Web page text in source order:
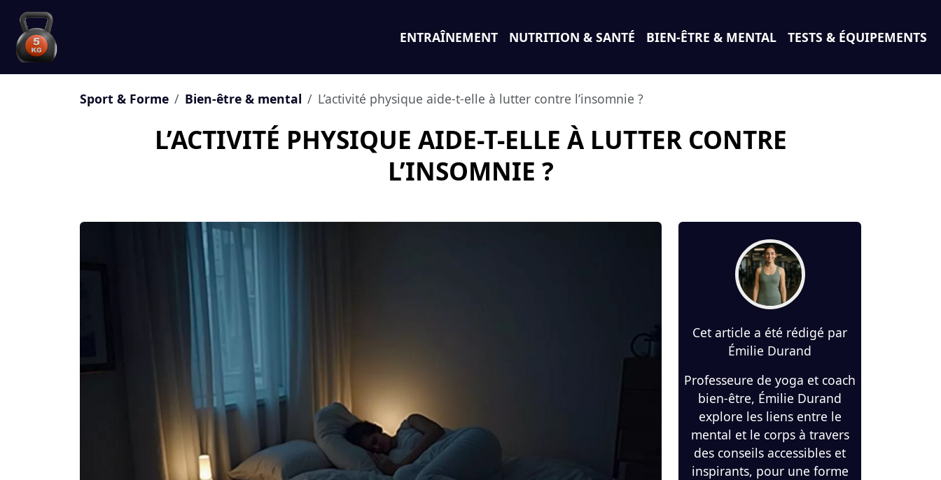
ENTRAÎNEMENT NUTRITION & SANTÉ BIEN-ÊTRE & MENTAL TESTS & ÉQUIPEMENTS
Sport & Forme Bien-être & mental L’activité physique aide-t-elle à lutter contre l’insomnie ?
L’ACTIVITÉ PHYSIQUE AIDE-T-ELLE À LUTTER CONTRE
L’INSOMNIE ?
Cet article a été rédigé par
Émilie Durand
Professeure de yoga et coach
bien-être, Émilie Durand
explore les liens entre le
mental et le corps à travers
des conseils accessibles et
inspirants, pour une forme